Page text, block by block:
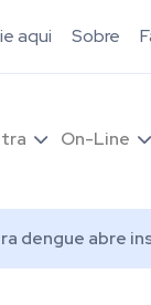
aqui Sobre
On-Line
dengue abre